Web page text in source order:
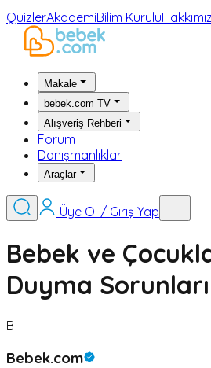
QuizlerAkademiBilim Kurulu
Makale
bebek.com TV
Alışveriş Rehberi
Forum
Danışmanlıklar
Araçlar
Üye Ol / Giriş Yap
Bebek ve
Duyma Sorunları
B
Bebek.com